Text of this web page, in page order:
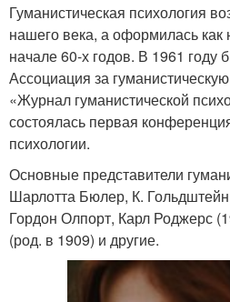
Гуманистическая психология
нашего века, а оформилась как
начале 60-х годов. В 1961 году
Ассоциация за
«Журнал гуманистической
состоялась первая
психологии.
Основные представители
Шарлотта Бюлер, К.
Гордон Олпорт, Карл Роджерс
(род. в 1909) и другие.